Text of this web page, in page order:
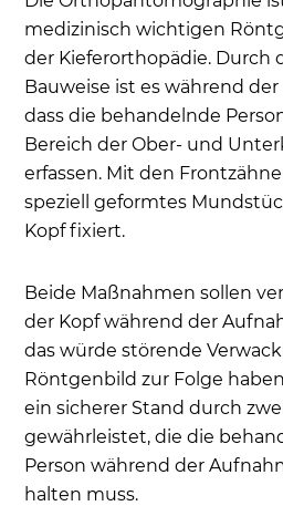
medizinisch wichtigen
der Kieferorthopädie. Durch
Bauweise ist es während
dass die behandelnde
Bereich der Ober- und
erfassen. Mit den
speziell geformtes
Kopf fixiert.
Beide Maßnahmen sollen
der Kopf während der
das würde störende
Röntgenbild zur Folge
ein sicherer Stand durch
gewährleistet, die die
Person während der
halten muss.